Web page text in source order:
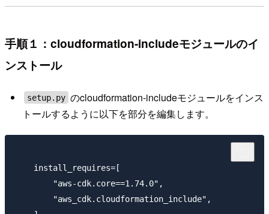
手順１：cloudformation-includeモジュールのイ
ンストール
setup.py のcloudformation-includeモジュールをインス
トールするように以下を部分を編集します。
    install_requires=[
        "aws-cdk.core==1.74.0",
        "aws_cdk.cloudformation_include",